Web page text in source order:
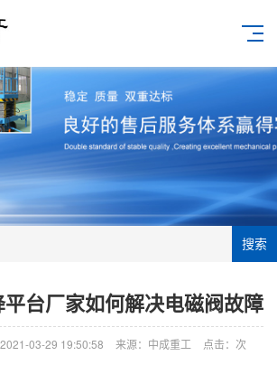
搜索
台厂家如何解决电磁阀故障
03-29 19:50:58 来源：中成重工 点击： 次